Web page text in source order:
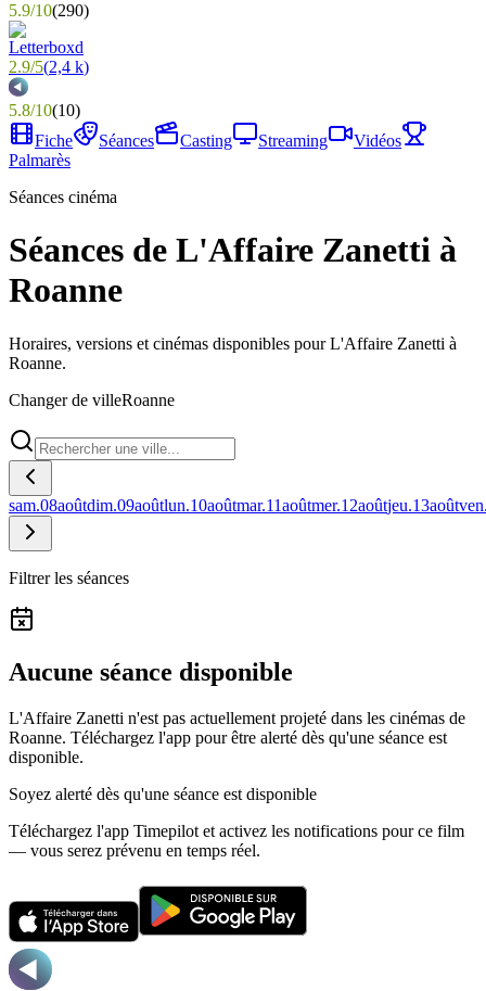
5.9/10(290)
2.9/5(2,4 k)
5.8/10(10)
Fiche
Séances Casting Streaming
Vidéos
Palmarès
Séances cinéma
Séances de L'Affaire Zanetti à
Roanne
Horaires, versions et cinémas disponibles pour L'Affaire Zanetti à
Roanne.
Changer de villeRoanne
sam.08aoûtdim.09aoûtlun.10aoûtmar.11aoûtmer.12aoûtjeu.13août
Filtrer les séances
Aucune séance disponible
L'Affaire Zanetti n'est pas actuellement projeté dans les cinémas de
Roanne. Téléchargez l'app pour être alerté dès qu'une séance est
disponible.
Soyez alerté dès qu'une séance est disponible
Téléchargez l'app Timepilot et activez les notifications pour ce film
— vous serez prévenu en temps réel.